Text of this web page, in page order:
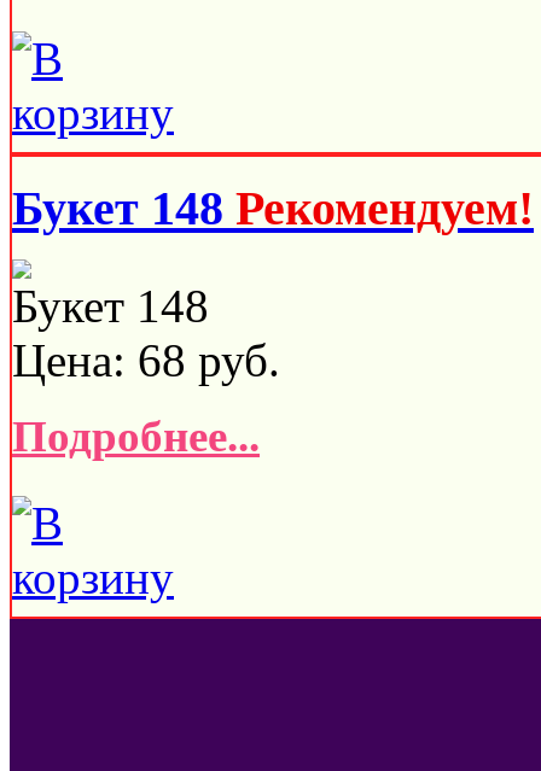
Букет 148 Рекомендуем!
Букет 148
Цена: 68 руб.
Подробнее...